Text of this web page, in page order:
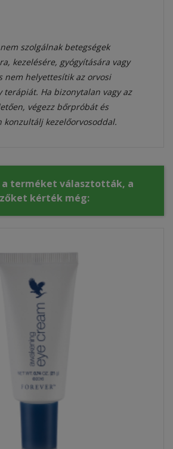
szolgálnak betegségek
kezelésére, gyógyítására vagy
nem helyettesítik az orvosi
terápiát. Ha bizonytalan vagy az
végezz bőrpróbát és
konzultálj kezelőorvosoddal.
terméket választották, a
kérték még: